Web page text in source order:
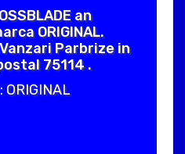
an
ORIGINAL.
Parbrize in
75114 .